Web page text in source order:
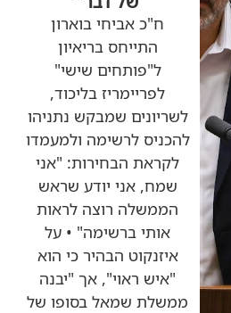
ח"כ אביחי בוארון
התייחס בריאיון
ל"פותחים שישי"
לפריימריז בליכוד,
לשריונים שמבקש נתניהו
להכניס לרשימה ולמעמדו
לקראת הבחירות: "אני
שמח, אני יודע שראש
הממשלה רוצה לראות
אותי ברשימה" • על
איזנקוט הבהיר כי הוא
"איש ראוי", אך "יבנה
ממשלת שמאל בסופו של